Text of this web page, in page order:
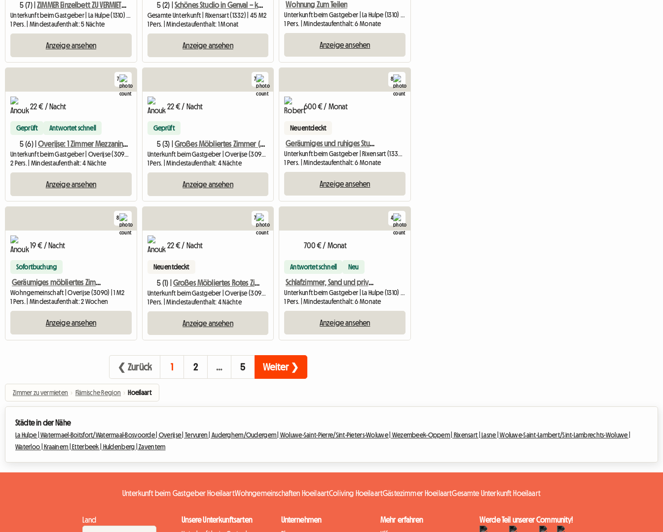
5 (7) | ZIMMER Einzelbett ZU VERMIETEN – KURZE AUFENTHALTE
Unterkunft beim Gastgeber | La Hulpe (1310) | 11 M2
1 Pers. | Mindestaufenthalt: 5 Nächte
Anzeige ansehen
5 (2) | Schönes Studio in Genval – komplett möbliert – in der Nähe des Bahnhofs
Gesamte Unterkunft | Rixensart (1332) | 45 M2
1 Pers. | Mindestaufenthalt: 1 Monat
Anzeige ansehen
Wohnung Zum Teilen
Unterkunft beim Gastgeber | La Hulpe (1310) | 30 M2
1 Pers. | Mindestaufenthalt: 6 Monate
Anzeige ansehen
7
22 € / Nacht
Geprüft Antwortet schnell
5 (6) | Overijse: 1 Zimmer Mezzanine Bed 18m2 In Großem Künstlerhaus
Unterkunft beim Gastgeber | Overijse (3090) | 18 M2
2 Pers. | Mindestaufenthalt: 4 Nächte
Anzeige ansehen
7
22 € / Nacht
Geprüft
5 (3) | Großes Möbliertes Zimmer (18m2) 1 P. Bett Im Haus Des Künstlers
Unterkunft beim Gastgeber | Overijse (3090) | 18 M2
1 Pers. | Mindestaufenthalt: 4 Nächte
Anzeige ansehen
8
600 € / Monat
Neu entdeckt
Geräumiges und ruhiges Studentenzimmer
Unterkunft beim Gastgeber | Rixensart (1332) | 21 M2
1 Pers. | Mindestaufenthalt: 6 Monate
Anzeige ansehen
8
19 € / Nacht
Sofortbuchung
Geräumiges möbliertes Zimmer (+/- 35 m²), genannt „Lichtraum“
Wohngemeinschaft | Overijse (3090) | 1 M2
1 Pers. | Mindestaufenthalt: 2 Wochen
Anzeige ansehen
7
22 € / Nacht
Neu entdeckt
5 (1) | Großes Möbliertes Rotes Zimmer 18m2 Im Haus Des Künstlers
Unterkunft beim Gastgeber | Overijse (3090) | 18 M2
1 Pers. | Mindestaufenthalt: 4 Nächte
Anzeige ansehen
4
700 € / Monat
Antwortet schnell Neu
Schlafzimmer, Sand und privates Wohnzimmer
Unterkunft beim Gastgeber | La Hulpe (1310) | 30 M2
1 Pers. | Mindestaufenthalt: 6 Monate
Anzeige ansehen
❮ Zurück 1 2 … 5 Weiter ❯
Zimmer zu vermieten › Flämische Region › Hoeilaart
Städte in der Nähe
La Hulpe |Watermael-Boitsfort/Watermaal-Bosvoorde | Overijse | Tervuren |Auderghem/Oudergem | Woluwe-Saint-Pierre/Sint-Pieters-Woluwe | Wezembeek-Oppem | Rixensart | Lasne |Woluwe-Saint-Lambert/Sint-Lambrechts-Woluwe |
Waterloo |
Kraainem | Etterbeek | Huldenberg |Zaventem
Unterkunft beim Gastgeber HoeilaartWohngemeinschaften HoeilaartColiving HoeilaartGästezimmer HoeilaartGesamte Unterkunft Hoeilaart
Land Unsere Unterkunftsarten Unternehmen Mehr erfahren Werde Teil unserer Community!